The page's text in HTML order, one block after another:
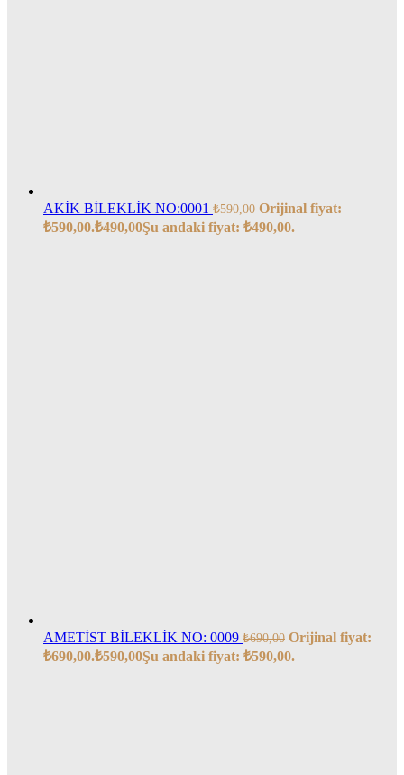
AKİK BİLEKLİK NO:0001 ₺590,00 Orijinal fiyat:
₺590,00.₺490,00Şu andaki fiyat: ₺490,00.
AMETİST BİLEKLİK NO: 0009 ₺690,00 Orijinal fiyat:
₺690,00.₺590,00Şu andaki fiyat: ₺590,00.